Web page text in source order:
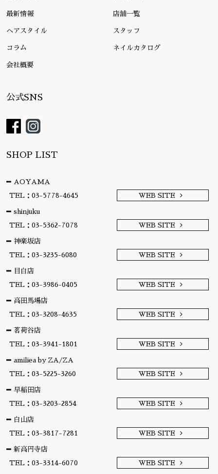
最新情報 店舗一覧
ヘアスタイル スタッフ
コラム ネイルカタログ
会社概要
公式SNS
SHOP LIST
AOYAMA
TEL：03-5778-4645
WEB SITE
shinjuku
TEL：03-5362-7078
WEB SITE
神楽坂店
TEL：03-3235-6080
WEB SITE
目白店
TEL：03-3986-0405
WEB SITE
高田馬場店
TEL：03-3208-4635
WEB SITE
茗荷谷店
TEL：03-3941-1801
WEB SITE
amiliea by ZA/ZA
TEL：03-5225-3260
WEB SITE
早稲田店
TEL：03-3203-2854
WEB SITE
白山店
TEL：03-3817-7281
WEB SITE
新高円寺店
TEL：03-3314-6070
WEB SITE